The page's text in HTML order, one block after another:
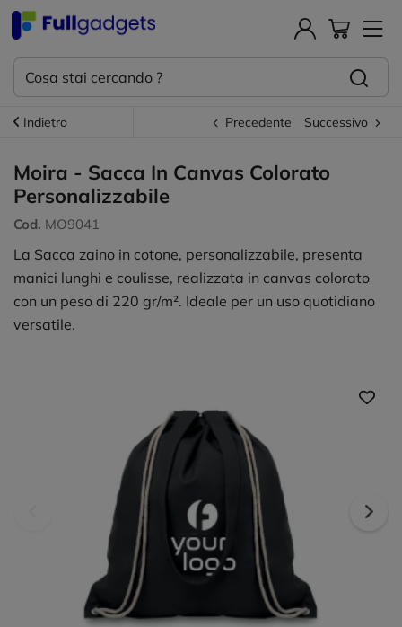
Indietro Precedente Successivo
Moira - Sacca In Canvas Colorato
Personalizzabile
Cod. MO9041
La Sacca zaino in cotone, personalizzabile, presenta
manici lunghi e coulisse, realizzata in canvas colorato
con un peso di 220 gr/m². Ideale per un uso quotidiano
versatile.